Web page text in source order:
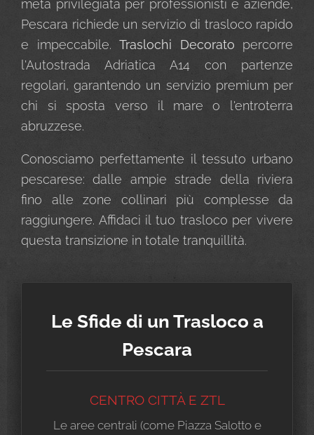
meta privilegiata per professionisti e aziende,
Pescara richiede un servizio di trasloco rapido
e impeccabile. Traslochi Decorato percorre
l'Autostrada Adriatica A14 con partenze
regolari, garantendo un servizio premium per
chi si sposta verso il mare o l'entroterra
abruzzese.
Conosciamo perfettamente il tessuto urbano
pescarese: dalle ampie strade della riviera
fino alle zone collinari più complesse da
raggiungere. Affidaci il tuo trasloco per vivere
questa transizione in totale tranquillità.
Le Sfide di un Trasloco a
Pescara
CENTRO CITTÀ E ZTL
Le aree centrali (come Piazza Salotto e